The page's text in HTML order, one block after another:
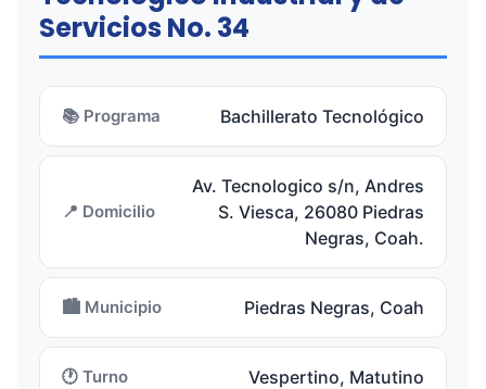
Servicios No. 34
📚 Programa Bachillerato Tecnológico
📍 Domicilio
Av. Tecnologico s/n, Andres
S. Viesca, 26080 Piedras
Negras, Coah.
🏙️ Municipio Piedras Negras, Coah
🕐 Turno Vespertino, Matutino